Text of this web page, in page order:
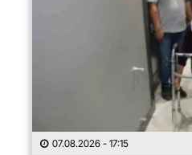
07.08.2026 - 17:15